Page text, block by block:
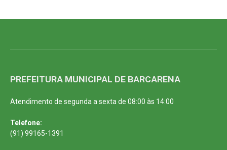
PREFEITURA MUNICIPAL DE BARCARENA
Atendimento de segunda a sexta de 08:00 às 14:00
Telefone:
(91) 99165-1391